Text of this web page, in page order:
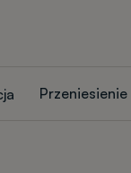
CWM
Przeniesienie